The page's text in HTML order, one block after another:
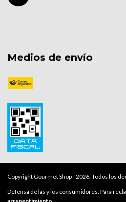
Medios de envío
Copyright Gourmet Shop - 2026. Todos los
Defensa de las y los consumidores. Para